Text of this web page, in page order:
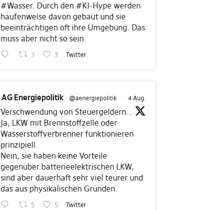
#Wasser. Durch den #KI-Hype werden
haufenweise davon gebaut und sie
beeinträchtigen oft ihre Umgebung. Das
muss aber nicht so sein.
3 3 Twitter
AG Energiepolitik @aenergiepolitik · 4 Aug.
Verschwendung von Steuergeldern…
Ja, LKW mit Brennstoffzelle oder
Wasserstoffverbrenner funktionieren
prinzipiell.
Nein, sie haben keine Vorteile
gegenüber batterieelektrischen LKW,
sind aber dauerhaft sehr viel teurer und
das aus physikalischen Gründen.
5 5 Twitter